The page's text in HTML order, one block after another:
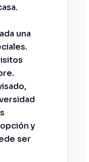
una
y
ser